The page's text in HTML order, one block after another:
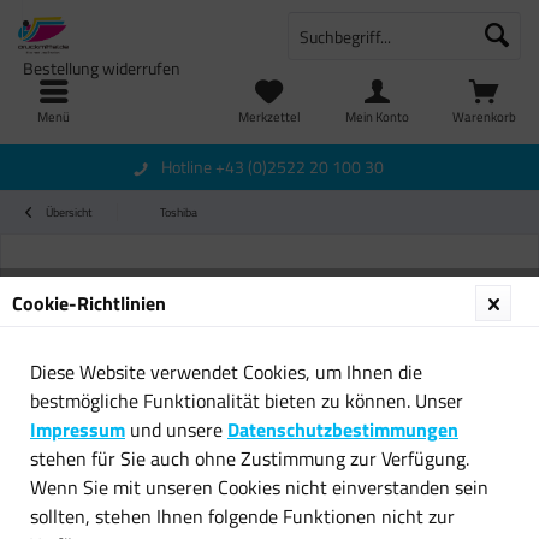
Menü Warenkorb
Merkzettel
Bestellung widerrufen
Mein Konto
Hotline +43 (0)2522 20 100 30
Übersicht Toshiba
Cookie-Richtlinien
Diese Website verwendet Cookies, um Ihnen die
bestmögliche Funktionalität bieten zu können. Unser
Impressum und unsere Datenschutzbestimmungen
stehen für Sie auch ohne Zustimmung zur Verfügung.
Wenn Sie mit unseren Cookies nicht einverstanden sein
sollten, stehen Ihnen folgende Funktionen nicht zur